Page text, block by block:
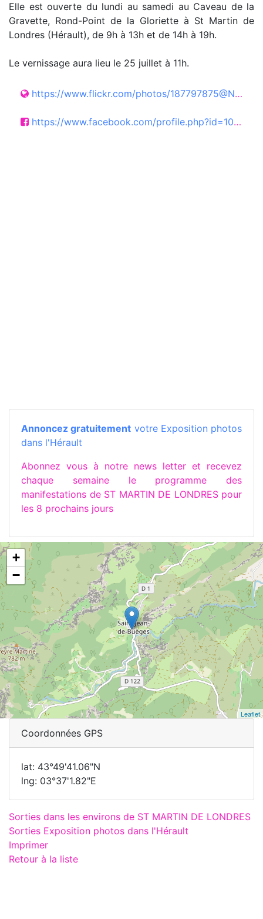
Elle est ouverte du lundi au samedi au Caveau de la
Gravette, Rond-Point de la Gloriette à St Martin de
Londres (Hérault), de 9h à 13h et de 14h à 19h.
Le vernissage aura lieu le 25 juillet à 11h.
https://www.flickr.com/photos/187797875@N04/with/53324803301
https://www.facebook.com/profile.php?id=100009946219250
Annoncez gratuitement votre Exposition photos
dans l'Hérault
Abonnez vous à notre news letter et recevez
chaque semaine le programme des
manifestations de ST MARTIN DE LONDRES pour
les 8 prochains jours
+
−
Leaflet
Coordonnées GPS
lat: 43°49'41.06"N
lng: 03°37'1.82"E
Sorties dans les environs de ST MARTIN DE LONDRES
Sorties Exposition photos dans l'Hérault
Imprimer
Retour à la liste